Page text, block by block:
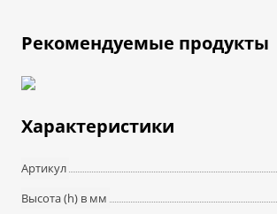
Рекомендуемые продукты
Характеристики
Артикул
Высота (h) в мм